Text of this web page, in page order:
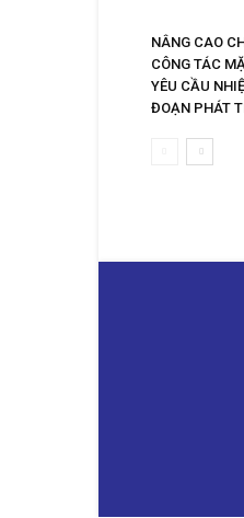
NÂNG CAO
CÔNG TÁC
YÊU CẦU
ĐOẠN PHÁT